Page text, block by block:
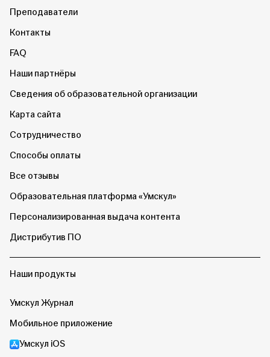
Преподаватели
Контакты
FAQ
Наши партнёры
Сведения об образовательной организации
Карта сайта
Сотрудничество
Способы оплаты
Все отзывы
Образовательная платформа «Умскул»
Персонализированная выдача контента
Дистрибутив ПО
Наши продукты
Умскул Журнал
Мобильное приложение
Умскул iOS